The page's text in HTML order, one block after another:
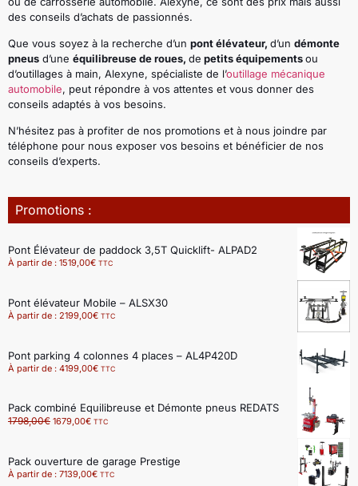
des conseils d’achats de passionnés.
Que vous soyez à la recherche d’un pont élévateur, d’un démonte
pneus d’une équilibreuse de roues, de petits équipementsou
d’outillages à main, Alexyne, spécialiste de l’outillage mécanique
automobile, peut répondre à vos attentes et vous donner des
conseils adaptés à vos besoins.
N’hésitez pas à profiter de nos promotions et à nous joindre par
téléphone pour nous exposer vos besoins et bénéficier de nos
conseils d’experts.
Promotions :
Pont Élévateur de paddock 3,5T Quicklift- ALPAD2
À partir de : 1519,00€ TTC
Pont élévateur Mobile – ALSX30
À partir de : 2199,00€ TTC
Pont parking 4 colonnes 4 places – AL4P420D
À partir de : 4199,00€ TTC
Pack combiné Equilibreuse et Démonte pneus REDATS
1798,00€ 1679,00€ TTC
Pack ouverture de garage Prestige
À partir de : 7139,00€ TTC